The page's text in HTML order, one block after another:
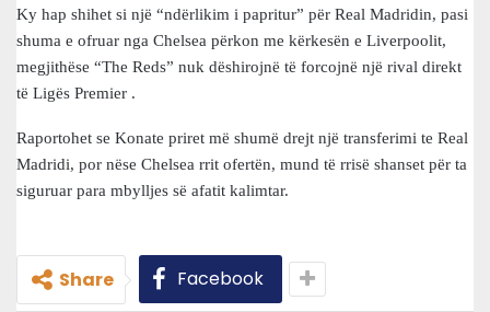
Ky hap shihet si një “ndërlikim i papritur” për Real Madridin, pasi
shuma e ofruar nga Chelsea përkon me kërkesën e Liverpoolit,
megjithëse “The Reds” nuk dëshirojnë të forcojnë një rival direkt
të Ligës Premier .
Raportohet se Konate priret më shumë drejt një transferimi te Real
Madridi, por nëse Chelsea rrit ofertën, mund të rrisë shanset për ta
siguruar para mbylljes së afatit kalimtar.
Share Facebook